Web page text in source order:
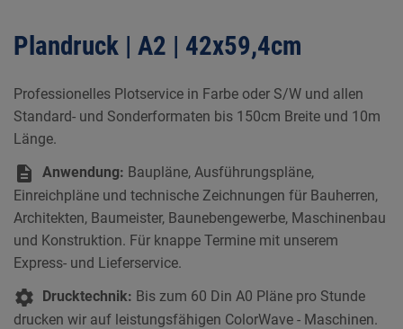
Plandruck | A2 | 42x59,4cm
Professionelles Plotservice in Farbe oder S/W und allen
Standard- und Sonderformaten bis 150cm Breite und 10m
Länge.
description Anwendung: Baupläne, Ausführungspläne,
Einreichpläne und technische Zeichnungen für Bauherren,
Architekten, Baumeister, Baunebengewerbe, Maschinenbau
und Konstruktion. Für knappe Termine mit unserem
Express- und Lieferservice.
settings Drucktechnik: Bis zum 60 Din A0 Pläne pro Stunde
drucken wir auf leistungsfähigen ColorWave - Maschinen.